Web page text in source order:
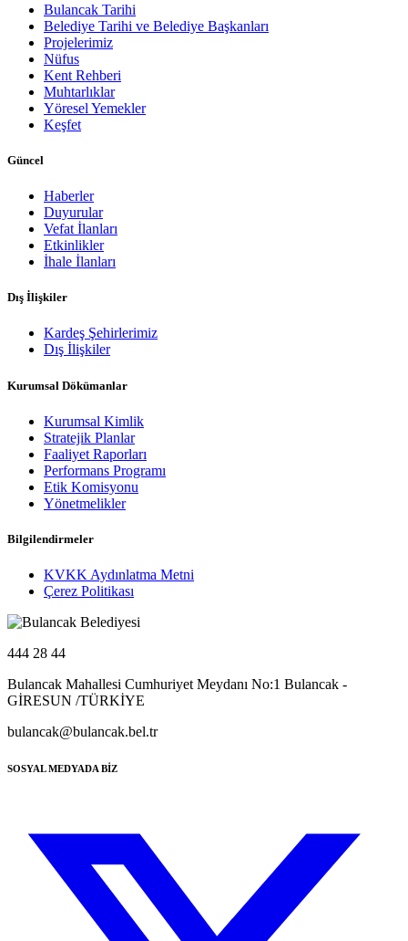
Bulancak Tarihi
Belediye Tarihi ve Belediye Başkanları
Projelerimiz
Nüfus
Kent Rehberi
Muhtarlıklar
Yöresel Yemekler
Keşfet
Güncel
Haberler
Duyurular
Vefat İlanları
Etkinlikler
İhale İlanları
Dış İlişkiler
Kardeş Şehirlerimiz
Dış İlişkiler
Kurumsal Dökümanlar
Kurumsal Kimlik
Stratejik Planlar
Faaliyet Raporları
Performans Programı
Etik Komisyonu
Yönetmelikler
Bilgilendirmeler
KVKK Aydınlatma Metni
Çerez Politikası
444 28 44
Bulancak Mahallesi Cumhuriyet Meydanı No:1 Bulancak -
GİRESUN /TÜRKİYE
bulancak@bulancak.bel.tr
SOSYAL MEDYADA BİZ